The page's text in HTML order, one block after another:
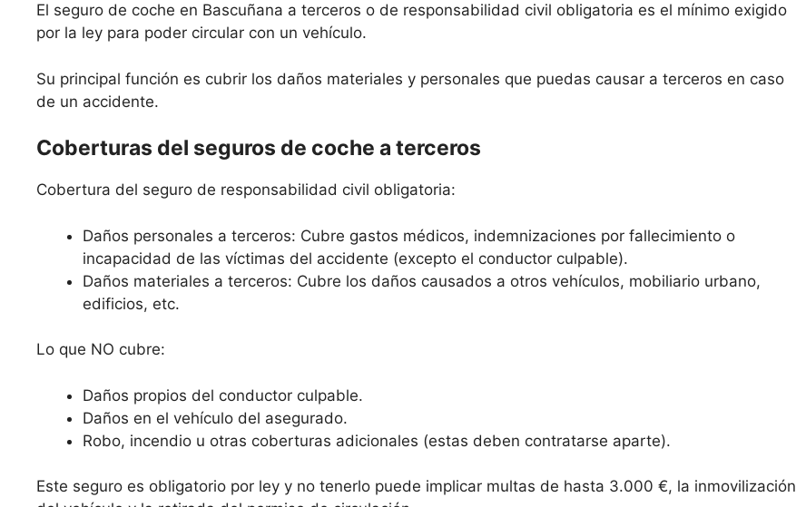
El seguro de coche en Bascuñana a terceros o de responsabilidad civil obligatoria es el mínimo exigido
por la ley para poder circular con un vehículo.
Su principal función es cubrir los daños materiales y personales que puedas causar a terceros en caso
de un accidente.
Coberturas del seguros de coche a terceros
Cobertura del seguro de responsabilidad civil obligatoria:
Daños personales a terceros: Cubre gastos médicos, indemnizaciones por fallecimiento o
incapacidad de las víctimas del accidente (excepto el conductor culpable).
Daños materiales a terceros: Cubre los daños causados a otros vehículos, mobiliario urbano,
edificios, etc.
Lo que NO cubre:
Daños propios del conductor culpable.
Daños en el vehículo del asegurado.
Robo, incendio u otras coberturas adicionales (estas deben contratarse aparte).
Este seguro es obligatorio por ley y no tenerlo puede implicar multas de hasta 3.000 €, la inmovilización